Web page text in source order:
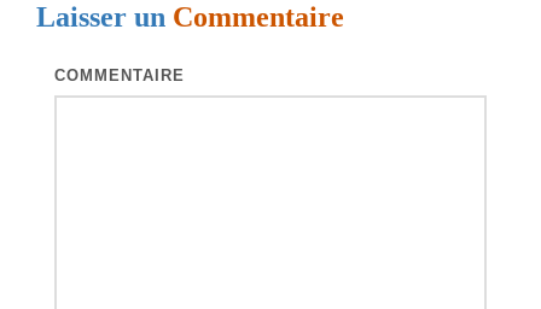
a
Laisser un Commentaire
COMMENTAIRE